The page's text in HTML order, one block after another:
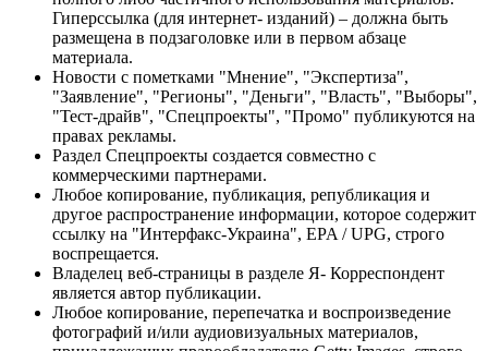
Гиперссылка (для интернет- изданий) – должна быть
размещена в подзаголовке или в первом абзаце
материала.
Новости с пометками "Мнение", "Экспертиза",
"Заявление", "Регионы", "Деньги", "Власть", "Выборы",
"Тест-драйв", "Спецпроекты", "Промо" публикуются на
правах рекламы.
Раздел Спецпроекты создается совместно с
коммерческими партнерами.
Любое копирование, публикация, републикация и
другое распространение информации, которое содержит
ссылку на "Интерфакс-Украина", EPA / UPG, строго
воспрещается.
Владелец веб-страницы в разделе Я- Корреспондент
является автор публикации.
Любое копирование, перепечатка и воспроизведение
фотографий и/или аудиовизуальных материалов,